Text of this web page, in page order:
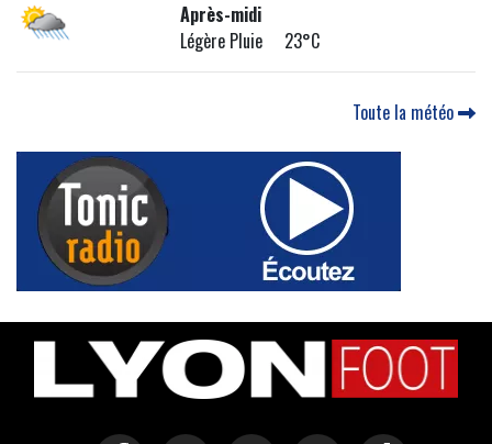
Après-midi
Légère Pluie 23°C
Toute la météo